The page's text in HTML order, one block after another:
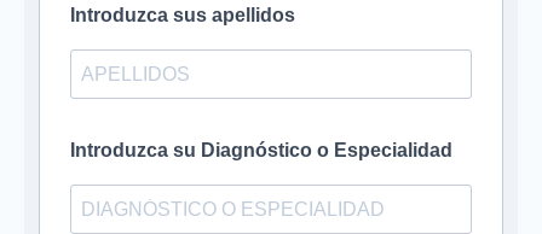
Introduzca sus apellidos
Introduzca su Diagnóstico o Especialidad